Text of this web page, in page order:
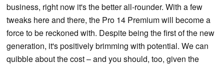
business, right now it's the better all-rounder. With a few
tweaks here and there, the Pro 14 Premium will become a
force to be reckoned with. Despite being the first of the new
generation, it's positively brimming with potential. We can
quibble about the cost – and you should, too, given the